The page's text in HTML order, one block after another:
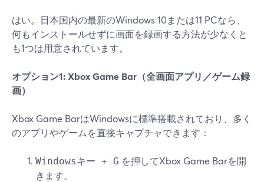
はい。日本国内の最新のWindows 10または11 PCなら、
何もインストールせずに画面を録画する方法が少なくと
も1つは用意されています。
オプション1: Xbox Game Bar（全画面アプリ／ゲーム録
画）
Xbox Game BarはWindowsに標準搭載されており、多く
のアプリやゲームを直接キャプチャできます：
Windowsキー + G を押してXbox Game Barを開
きます。